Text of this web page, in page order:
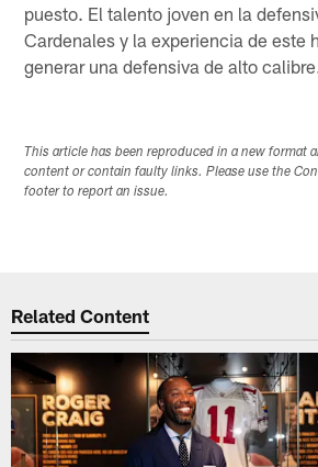
puesto. El talento joven en la
Cardenales y la experiencia de este
generar una defensiva de alto calibre.
This article has been reproduced in a new format
content or contain faulty links. Please use the
footer to report an issue.
Related Content